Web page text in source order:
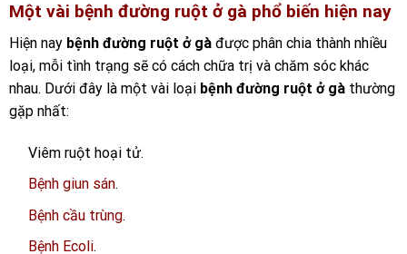
Một vài bệnh đường ruột ở gà phổ biến hiện nay
Hiện nay bệnh đường ruột ở gà được phân chia thành nhiều
loại, mỗi tình trạng sẽ có cách chữa trị và chăm sóc khác
nhau. Dưới đây là một vài loại bệnh đường ruột ở gà thường
gặp nhất:
Viêm ruột hoại tử.
Bệnh giun sán.
Bệnh cầu trùng.
Bệnh Ecoli.